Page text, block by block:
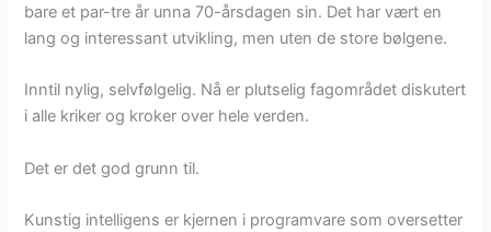
bare et par-tre år unna 70-årsdagen sin. Det har vært en
lang og interessant utvikling, men uten de store bølgene.
Inntil nylig, selvfølgelig. Nå er plutselig fagområdet diskutert
i alle kriker og kroker over hele verden.
Det er det god grunn til.
Kunstig intelligens er kjernen i programvare som oversetter